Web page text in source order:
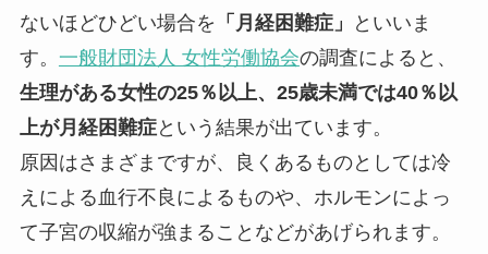
ないほどひどい場合を 「月経困難症」
といいま
す。 一般財団法人 女性労働協会の調査によると、
生理がある女性の25％以上、25歳未満では40％以
上が月経困難症という結果が出ています。
原因はさまざまですが、良くあるものとしては冷
えによる血行不良によるものや、ホルモンによっ
て子宮の収縮が強まることなどがあげられます。